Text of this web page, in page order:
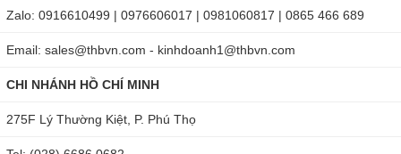
Zalo: 0916610499 | 0976606017 | 0981060817 | 0865 466 689
Email: sales@thbvn.com - kinhdoanh1@thbvn.com
CHI NHÁNH HỒ CHÍ MINH
275F Lý Thường Kiệt, P. Phú Thọ